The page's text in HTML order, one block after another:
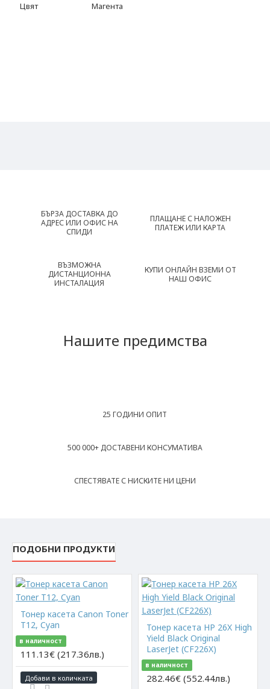
Цвят Магента
БЪРЗА ДОСТАВКА ДО
АДРЕС ИЛИ ОФИС НА
СПИДИ
ПЛАЩАНЕ С НАЛОЖЕН
ПЛАТЕЖ ИЛИ КАРТА
ВЪЗМОЖНА
ДИСТАНЦИОННА
ИНСТАЛАЦИЯ
КУПИ ОНЛАЙН ВЗЕМИ ОТ
НАШ ОФИС
Нашите предимства
25 ГОДИНИ ОПИТ
500 000+ ДОСТАВЕНИ КОНСУМАТИВА
СПЕСТЯВАТЕ С НИСКИТЕ НИ ЦЕНИ
ПОДОБНИ ПРОДУКТИ
Тонер касета Canon Toner
T12, Cyan
в наличност
111.13€ (217.36лв.)
Добави в количката
Тонер касета HP 26X High
Yield Black Original
LaserJet (CF226X)
в наличност
282.46€ (552.44лв.)